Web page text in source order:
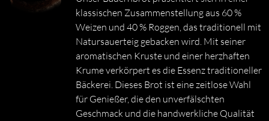
klassischen Zusammenstellung aus 60 %
Weizen und 40 % Roggen, das traditionell mit
Natursauerteig gebacken wird. Mit seiner
aromatischen Kruste und einer herzhaften
Krume verkörpert es die Essenz traditioneller
Bäckerei. Dieses Brot ist eine zeitlose Wahl
für Genießer, die den unverfälschten
Geschmack und die handwerkliche Qualität